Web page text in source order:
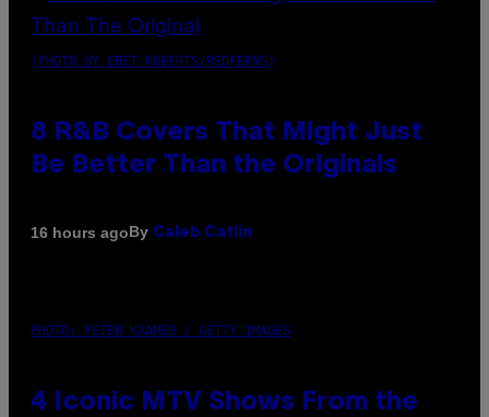
(PHOTO BY EBET ROBERTS/REDFERNS)
8 R&B Covers That Might Just
Be Better Than the Originals
16 hours agoBy Caleb Catlin
PHOTO: PETER KRAMER / GETTY IMAGES
4 Iconic MTV Shows From the